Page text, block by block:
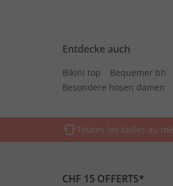
Entdecke auch
Bikini top Bequemer bh
Besondere hosen damen
Toutes les tailles au
CHF 15 OFFERTS*